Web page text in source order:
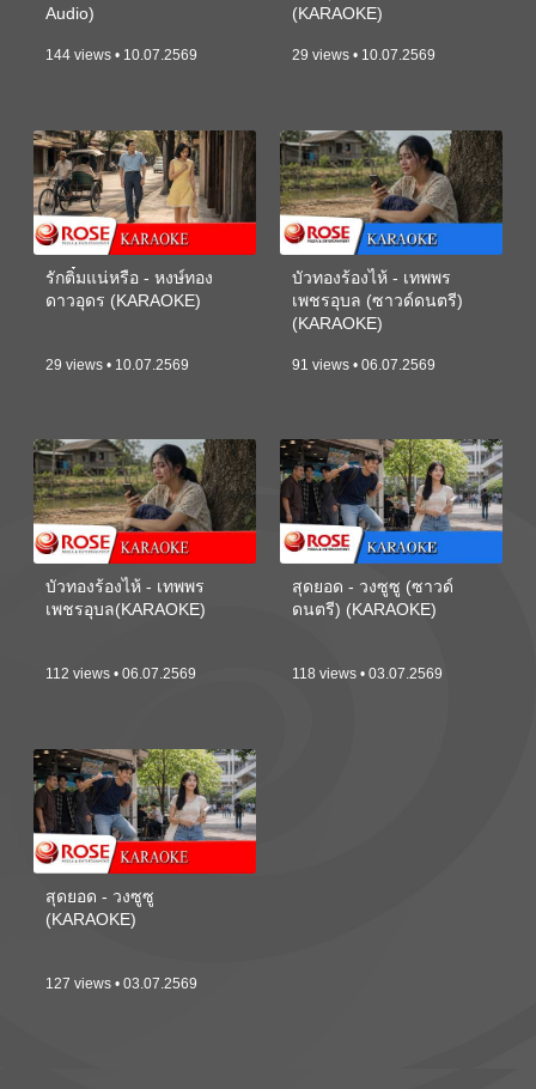
Audio)
144 views • 10.07.2569
(KARAOKE)
29 views • 10.07.2569
รักติ๋มแน่หรือ - หงษ์ทอง
ดาวอุดร (KARAOKE)
29 views • 10.07.2569
บัวทองร้องไห้ - เทพพร
เพชรอุบล (ซาวด์ดนตรี)
(KARAOKE)
91 views • 06.07.2569
บัวทองร้องไห้ - เทพพร
เพชรอุบล(KARAOKE)
112 views • 06.07.2569
สุดยอด - วงซูซู (ซาวด์
ดนตรี) (KARAOKE)
118 views • 03.07.2569
สุดยอด - วงซูซู
(KARAOKE)
127 views • 03.07.2569